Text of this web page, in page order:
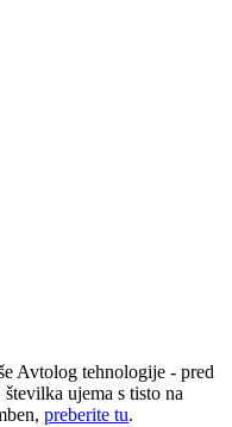
Avtolog tehnologije - pred
ujema s tisto na
preberite tu.